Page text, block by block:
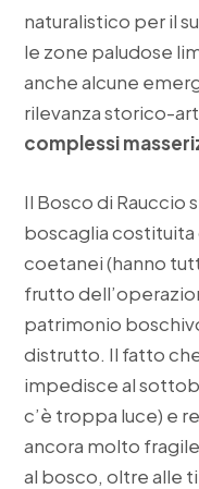
naturalistico per il
le zone paludose
anche alcune
rilevanza storico-
complessi
Il Bosco di Rauccio
boscaglia
coetanei (hanno
frutto
patrimonio
distrutto. Il fatto
impedisce al
c’è troppa luce) e
ancora molto
al bosco, oltre alle